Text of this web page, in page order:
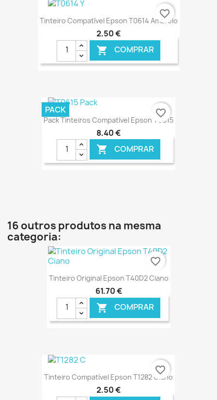
€ ONLINE
Tinteiro Compatível Epson T0614 Amarelo
2,50 €
 COMPRAR
€ ONLINE
favorite_border
Pack Tinteiros Compatível Epson T0615
8,40 €
 COMPRAR
PACK favorite_border
16 outros produtos na mesma
categoria:
Tinteiro Original Epson T40D2 Ciano
61,70 €
 COMPRAR
favorite_border
Tinteiro Compatível Epson T1282 Ciano
2,50 €
favorite_border